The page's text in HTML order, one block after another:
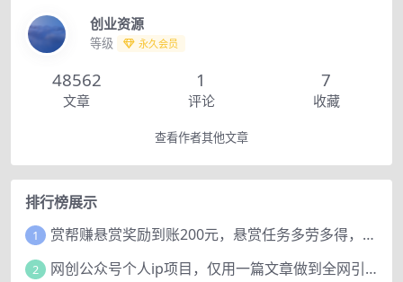
创业资源
等级 永久会员
48562
文章
1
评论
7
收藏
查看作者其他文章
排行榜展示
1 赏帮赚悬赏奖励到账200元，悬赏任务多劳多得，人人可做。
2 网创公众号个人ip项目，仅用一篇文章做到全网引流！